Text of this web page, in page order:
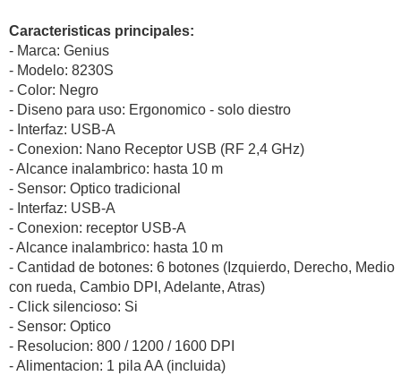
Caracteristicas principales:
- Marca: Genius
- Modelo: 8230S
- Color: Negro
- Diseno para uso: Ergonomico - solo diestro
- Interfaz: USB-A
- Conexion: Nano Receptor USB (RF 2,4 GHz)
- Alcance inalambrico: hasta 10 m
- Sensor: Optico tradicional
- Interfaz: USB-A
- Conexion: receptor USB-A
- Alcance inalambrico: hasta 10 m
- Cantidad de botones: 6 botones (Izquierdo, Derecho, Medio
con rueda, Cambio DPI, Adelante, Atras)
- Click silencioso: Si
- Sensor: Optico
- Resolucion: 800 / 1200 / 1600 DPI
- Alimentacion: 1 pila AA (incluida)